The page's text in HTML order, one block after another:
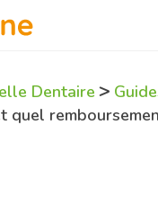
Dentaire >
quel